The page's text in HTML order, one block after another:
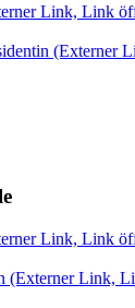
Link, Link
(Externer
Link, Link
(Externer Link,